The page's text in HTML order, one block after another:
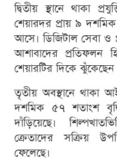
দ্বিতীয় স্থানে থাকা
শেয়ারদর প্রায় ৯
আসে। ডিজিটাল সেবা ও
আশাবাদের প্রতিফলন
শেয়ারটির দিকে ঝুঁকেছেন
তৃতীয় অবস্থানে থাকা
দশমিক ৫৭ শতাংশ
দাঁড়িয়েছে।
ক্রেতাদের সক্রিয়
ফেলেছে।